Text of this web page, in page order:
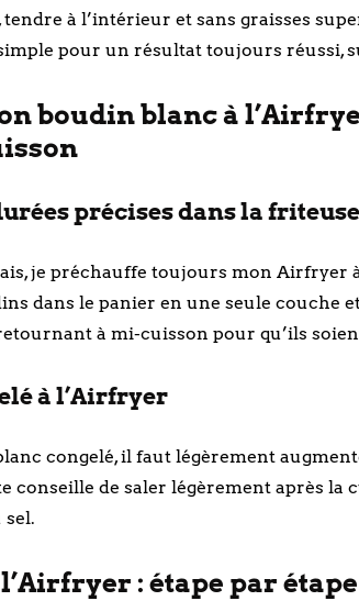
à l’intérieur et sans graisses
pour un résultat toujours réussi,
boudin blanc à
précises dans la
je préchauffe toujours mon Airfryer
dans le panier en une seule couche
à mi-cuisson pour qu’ils
à l’Airfryer
congelé, il faut légèrement
conseille de saler légèrement après la
sel.
: étape par étape